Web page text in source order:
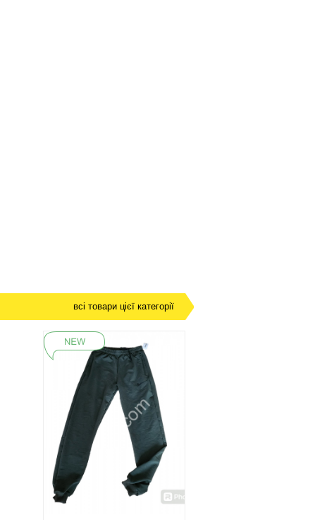
всі товари цієї категорії